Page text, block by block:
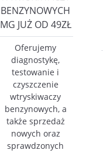
BENZYNOWYCH
MG JUŻ OD 49ZŁ
Oferujemy
diagnostykę,
testowanie i
czyszczenie
wtryskiwaczy
benzynowych, a
także sprzedaż
nowych oraz
sprawdzonych